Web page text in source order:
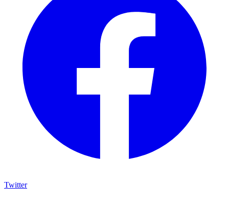
Twitter